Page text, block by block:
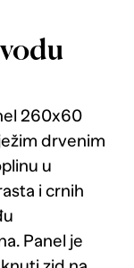
260x60
drvenim
u
i crnih
Panel je